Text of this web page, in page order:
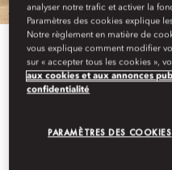
View All
VISITE
analyser notre trafic et activer la
Paramètres des cookies explique
Notre règlement en matière de
vous explique comment modifier
sur « accepter tous les cookies »,
aux cookies et aux annonces
confidentialité
PARAMÈTRES DES COOKIES